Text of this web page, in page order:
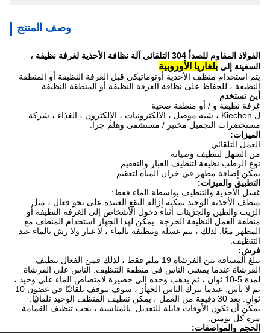
وصف المنتج
الفولاذ المقاوم للصدأ 304 التلقائي آلة نظافة الأحذية لغرفة نظيفة ،
السفينة إلى بلغاريا الأوروبية
يتم استخدام منظف الأحذية أوتوماتيكي قبل الغرفة النظيفة أو المنطقة
النظيفة ، للحفاظ على نظافة الغرفة النظيفة أو المنطقة النظيفة
أين تستخدم
غرفة نظيفة و / أو منطقة صحية
ل Kiechen ، شبه موصل ، الالكترونيات ، الإلكترون ، الغذاء ، شركة
مستحضرات التجميل مختبر / مستشفى وهلم جرا.
الميزات:
العمل التلقائي
من السهل لتنظيف وصيانة
نوع الرطب نظيفة لتنظيف الغبار والتعقيم
يمكن إضافة مطهر في خزان المياه لتعقيم
التطبيق والميزات:
غسل الأحذية والتنظيف بواسطة الماء فقط:
منظف ​​الأحذية الوحيد يمكنه إزالة البقع العنيدة على نحو فعال ، مثل
الزيت والطين والجزيئات أثناء دخول الأشخاص إلى الغرفة النظيفة أو
منطقة العمل النظيفة الحرجة. يمكن لهذا الجهاز استخدام المنظف مع
المطهر معًا. لذلك ، يتم غسله وتنظيفه بالماء ، لا غبار ولا رش بالماء عند
التنظيف.
فرش:
تبلغ المسافة بين الفرشاة 19 ملم فقط ، لذلك فمن الفعال تنظيف
الفرشاة عندما يمشي الناس في منطقة التنظيف. الناس على الفرشاة
لمدة 5-10 ثوان ، ثم يذهب وحده إلى حصيرة لامتصاص الماء على وحيد ،
ثم لا بأس. عندما يترك الناس الجهاز ، سوف يتوقف تلقائيًا في غضون 10
ثوانٍ. بعد 30 دقيقة من العمل ، يمكن تنظيف المنظف الوحيد تلقائيًا.
يمكن أن تكون الأوقات قابلة للتعديل. بالمناسبة ، يجب تنظيف القمامة
مرة كل يومين.
الحجم والمواصفات: